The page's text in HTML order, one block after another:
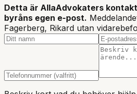
Detta är AllaAdvokaters
byråns egen e-post.
Fagerberg, Rikard utan